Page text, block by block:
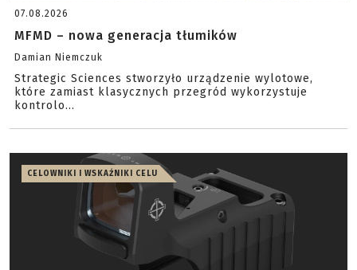
07.08.2026
MFMD – nowa generacja tłumików
Damian Niemczuk
Strategic Sciences stworzyło urządzenie wylotowe,
które zamiast klasycznych przegród wykorzystuje
kontrolo...
CELOWNIKI I WSKAŹNIKI CELU